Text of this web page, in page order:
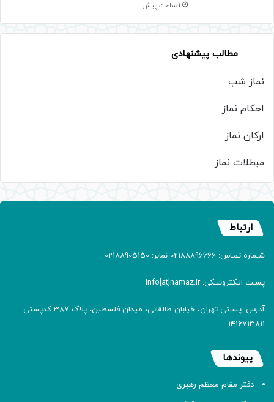
1 ساعت پیش
مطالب پیشنهادی
نماز شب
احکام نماز
ارکان نماز
مبطلات نماز
ارتباط
شـماره تمـاس: 02188896666 نمابر: 02188905150
پسـت الـکترونیـکی: info[at]namaz.ir
آدرس: پسـتی تهران، خیابان طالقانی، میدان فلسطین، پلاک 387 کدپستی:
۱۴۱۶۷۱۳۸۱۱
پیوندها
دفتر مقام معظم رهبری